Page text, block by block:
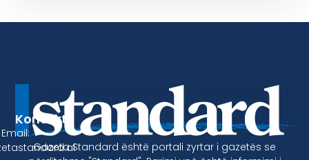
Gazeta Standard është portali zyrtar i gazetës se
Kontakt
Email: